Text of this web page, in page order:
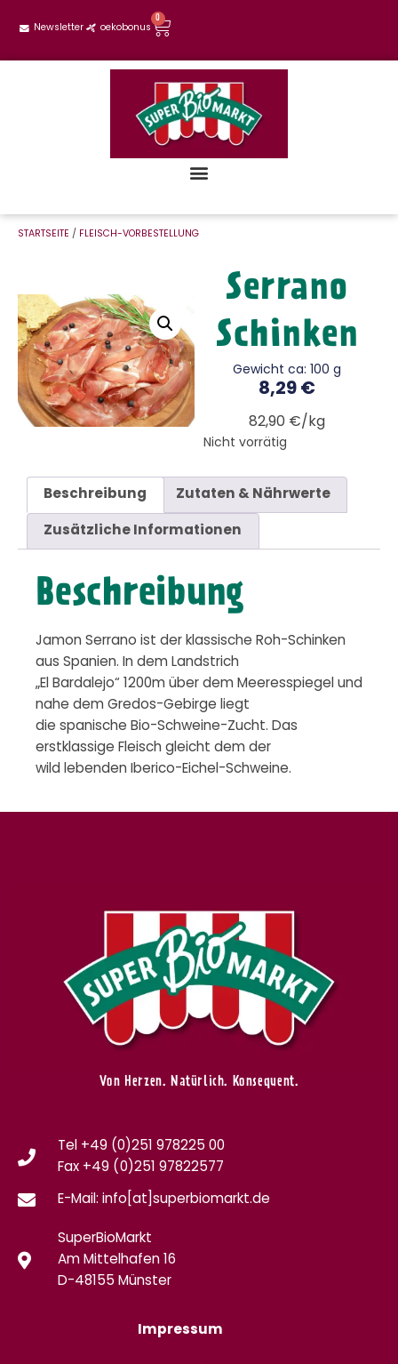
Newsletter oekobonus
0
STARTSEITE / FLEISCH-VORBESTELLUNG
Serrano
Schinken
Gewicht ca: 100 g
8,29 €
82,90 €/kg
Nicht vorrätig
Beschreibung Zutaten & Nährwerte
Zusätzliche Informationen
Beschreibung
Jamon Serrano ist der klassische Roh-Schinken
aus Spanien. In dem Landstrich
„El Bardalejo“ 1200m über dem Meeresspiegel und
nahe dem Gredos-Gebirge liegt
die spanische Bio-Schweine-Zucht. Das
erstklassige Fleisch gleicht dem der
wild lebenden Iberico-Eichel-Schweine.
Von Herzen. Natürlich. Konsequent.
Tel +49 (0)251 978225 00
Fax +49 (0)251 97822577
E-Mail: info[at]superbiomarkt.de
SuperBioMarkt
Am Mittelhafen 16
D-48155 Münster
Impressum